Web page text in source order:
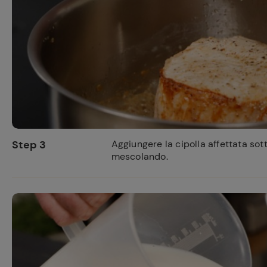
Step 3
Aggiungere la cipolla affettata
mescolando.